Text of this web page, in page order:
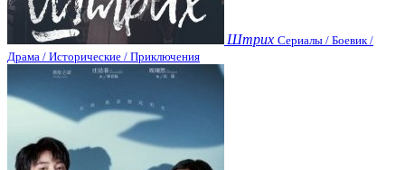
Штрих Сериалы / Боевик /
Драма / Исторические / Приключения